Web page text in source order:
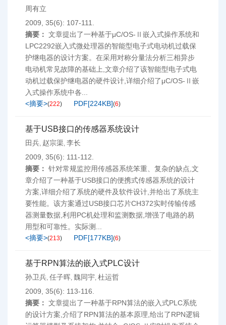
周有立
2009, 35(6): 107-111.
摘要： 文章提出了一种基于μC/OS-Ⅱ嵌入式操作系统和
LPC2292嵌入式微处理器的智能型电子式电动机过载保
护继电器的设计方案。在采用对称分量法分析三相异步
电动机常见故障的基础上,文章介绍了该智能型电子式电
动机过载保护继电器的硬件设计,详细介绍了μC/OS-Ⅱ嵌
入式操作系统中各...
<摘要>(222) PDF[224KB](6)
基于USB接口的传感器系统设计
田兵, 赵宗渠, 李长
2009, 35(6): 111-112.
摘要： 针对常规监控用传感器系统笨重、复杂的缺点,文
章介绍了一种基于USB接口的便携式传感器系统的设计
方案,详细介绍了系统的硬件及软件设计,并给出了系统主
要性能。该方案通过USB接口芯片CH372实时传输传感
器测量数据,利用PC机处理和监测数据,增强了电路的易
用型和可靠性。实际测...
<摘要>(213) PDF[177KB](6)
基于RPN算法的嵌入式PLC设计
孙卫兵, 任子晖, 魏同宇, 杜运哲
2009, 35(6): 113-116.
摘要： 文章提出了一种基于RPN算法的嵌入式PLC系统
的设计方案,介绍了RPN算法的基本原理,给出了RPN逻辑